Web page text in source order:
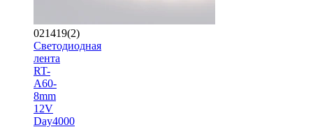
021419(2)
Светодиодная
лента
RT-
A60-
8mm
12V
Day4000